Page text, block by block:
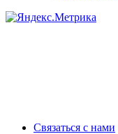
Связаться с нами